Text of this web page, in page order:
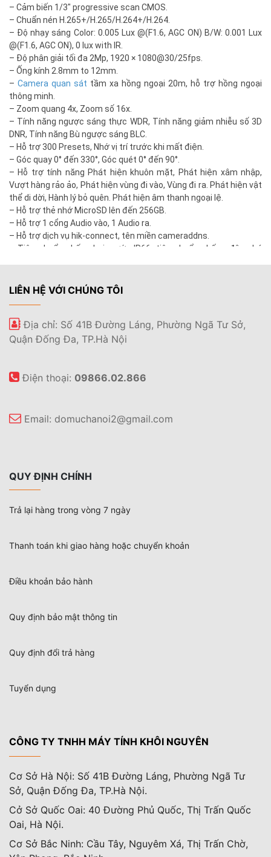
– Cảm biến 1/3″ progressive scan CMOS.
– Chuẩn nén H.265+/H.265/H.264+/H.264.
– Độ nhạy sáng Color: 0.005 Lux @(F1.6, AGC ON) B/W: 0.001 Lux
@(F1.6, AGC ON), 0 lux with IR.
– Độ phân giải tối đa 2Mp, 1920 × 1080@30/25fps.
– Ống kính 2.8mm to 12mm.
– Camera quan sát tầm xa hồng ngoại 20m, hỗ trợ hồng ngoại
thông minh.
– Zoom quang 4x, Zoom số 16x.
– Tính năng ngược sáng thực WDR, Tính năng giảm nhiễu số 3D
DNR, Tính năng Bù ngược sáng BLC.
– Hỗ trợ 300 Presets, Nhớ vị trí trước khi mất điện.
– Góc quay 0° đến 330°, Góc quét 0° đến 90°.
– Hỗ trợ tính năng Phát hiện khuôn mặt, Phát hiện xâm nhập,
Vượt hàng rảo ảo, Phát hiện vùng đi vào, Vùng đi ra. Phát hiện vật
thể di dời, Hành lý bỏ quên. Phát hiện âm thanh ngoại lệ.
– Hỗ trợ thẻ nhớ MicroSD lên đến 256GB.
– Hỗ trợ 1 cổng Audio vào, 1 Audio ra.
– Hỗ trợ dịch vụ hik-connect, tên miền cameraddns.
– Tiêu chuẩn chống bụi, nước IP66, tiêu chuẩn chống đập phá
– Xuất xứ: Trung Quốc.
– Bảo hành: 24 tháng.
LIÊN HỆ VỚI CHÚNG TÔI
Địa chỉ: Số 41B Đường Láng, Phường Ngã Tư Sở,
Quận Đống Đa, TP.Hà Nội
Điện thoại: 09866.02.866
Email: domuchanoi2@gmail.com
QUY ĐỊNH CHÍNH
Trả lại hàng trong vòng 7 ngày
Thanh toán khi giao hàng hoặc chuyển khoản
Điều khoản bảo hành
Quy định bảo mật thông tin
Quy định đổi trả hàng
Tuyển dụng
CÔNG TY TNHH MÁY TÍNH KHÔI NGUYÊN
Cơ Sở Hà Nội: Số 41B Đường Láng, Phường Ngã Tư
Sở, Quận Đống Đa, TP.Hà Nội.
Cở Sở Quốc Oai: 40 Đường Phủ Quốc, Thị Trấn Quốc
Oai, Hà Nội.
Cơ Sở Bắc Ninh: Cầu Tây, Nguyêm Xá, Thị Trấn Chờ,